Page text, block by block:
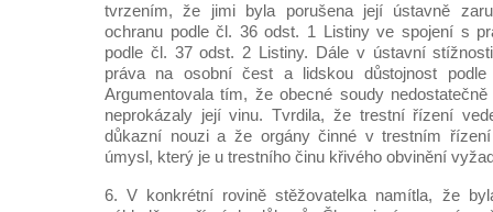
tvrzením, že jimi byla porušena její ústavně
ochranu podle čl. 36 odst. 1 Listiny ve spojení s
podle čl. 37 odst. 2 Listiny. Dále v ústavní
práva na osobní čest a lidskou důstojnost
Argumentovala tím, že obecné soudy
neprokázaly její vinu. Tvrdila, že trestní řízení
důkazní nouzi a že orgány činné v trestním
úmysl, který je u trestního činu křivého obvinění
6. V konkrétní rovině stěžovatelka namítla, že